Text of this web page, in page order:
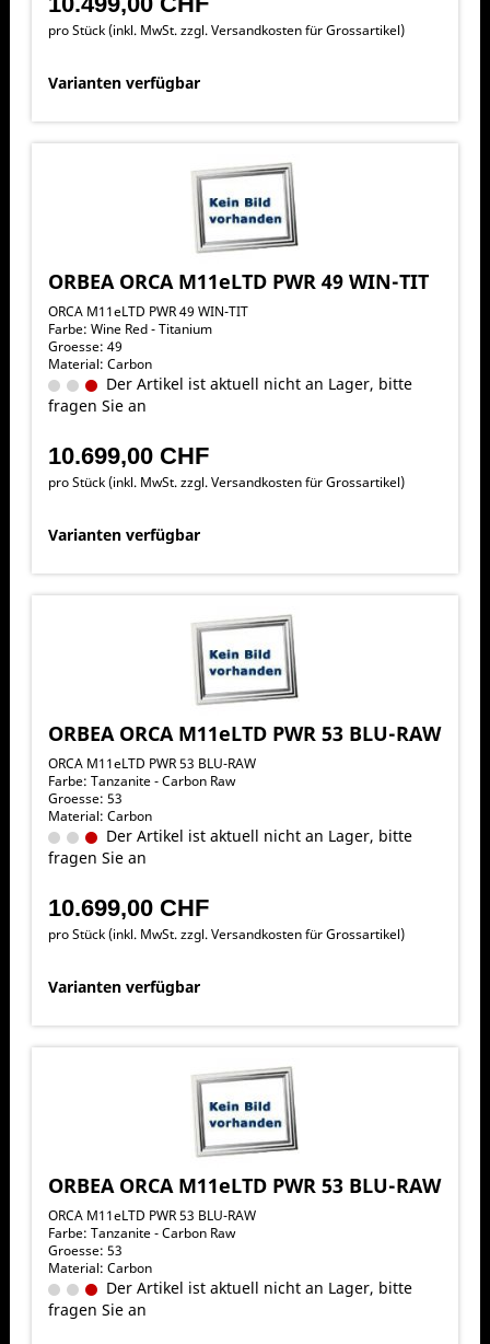
pro Stück (inkl. MwSt. zzgl.Versandkosten für Grossartikel)
Varianten verfügbar
ORBEA ORCA M11eLTD PWR 49 WIN-TIT
ORCA M11eLTD PWR 49 WIN-TIT
Farbe: Wine Red - Titanium
Groesse: 49
Material: Carbon
Der Artikel ist aktuell nicht an Lager, bitte
fragen Sie an
10.699,00 CHF
pro Stück (inkl. MwSt. zzgl.Versandkosten für Grossartikel)
Varianten verfügbar
ORBEA ORCA M11eLTD PWR 53 BLU-RAW
ORCA M11eLTD PWR 53 BLU-RAW
Farbe: Tanzanite - Carbon Raw
Groesse: 53
Material: Carbon
Der Artikel ist aktuell nicht an Lager, bitte
fragen Sie an
10.699,00 CHF
pro Stück (inkl. MwSt. zzgl.Versandkosten für Grossartikel)
Varianten verfügbar
ORBEA ORCA M11eLTD PWR 53 BLU-RAW
ORCA M11eLTD PWR 53 BLU-RAW
Farbe: Tanzanite - Carbon Raw
Groesse: 53
Material: Carbon
Der Artikel ist aktuell nicht an Lager, bitte
fragen Sie an